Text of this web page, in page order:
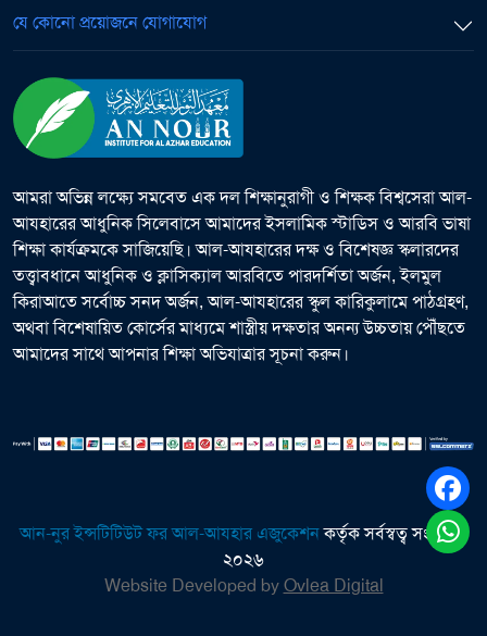
যে কোনো প্রয়োজনে যোগাযোগ
আমরা অভিন্ন লক্ষ্যে সমবেত এক দল শিক্ষানুরাগী ও শিক্ষক বিশ্বসেরা আল-
আযহারের আধুনিক সিলেবাসে আমাদের ইসলামিক স্টাডিস ও আরবি ভাষা
শিক্ষা কার্যক্রমকে সাজিয়েছি। আল-আযহারের দক্ষ ও বিশেষজ্ঞ স্কলারদের
তত্ত্বাবধানে আধুনিক ও ক্লাসিক্যাল আরবিতে পারদর্শিতা অর্জন, ইলমুল
কিরাআতে সর্বোচ্চ সনদ অর্জন, আল-আযহারের স্কুল কারিকুলামে পাঠগ্রহণ,
অথবা বিশেষায়িত কোর্সের মাধ্যমে শাস্ত্রীয় দক্ষতার অনন্য উচ্চতায় পৌঁছতে
আমাদের সাথে আপনার শিক্ষা অভিযাত্রার সূচনা করুন।
আন-নুর ইন্সটিটিউট ফর আল-আযহার এজুকেশনকর্তৃক সর্বস্বত্ব সংরক্ষিত
২০২৬
Website Developed byOvlea Digital